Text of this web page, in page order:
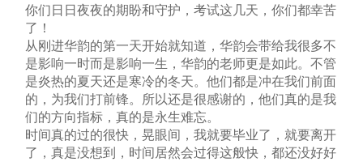
你们日日夜夜的期盼和守护，考试这几天，你们都幸苦
了！
从刚进华韵的第一天开始就知道，华韵会带给我很多不
是影响一时而是影响一生，华韵的老师更是如此。不管
是炎热的夏天还是寒冷的冬天。他们都是冲在我们前面
的，为我们打前锋。所以还是很感谢的，他们真的是我
们的方向指标，真的是永生难忘。
时间真的过的很快，晃眼间，我就要毕业了，就要离开
了，真是没想到，时间居然会过得这般快，都还没好好